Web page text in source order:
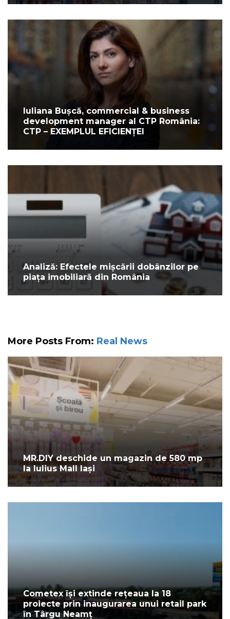
Iuliana Bușcă, commercial & business
development manager al CTP România:
CTP – EXEMPLUL EFICIENȚEI
Analiză: Efectele mișcării dobânzilor pe
piața imobiliară din România
More Posts From: Real News
MR.DIY deschide un magazin de 580 mp
la Iulius Mall Iași
Cometex își extinde rețeaua la 18
proiecte prin inaugurarea unui retail park
în Târgu Neamț